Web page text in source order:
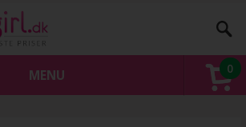
0
MENU